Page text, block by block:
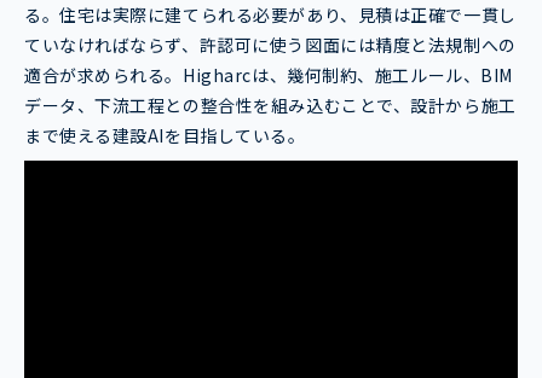
る。住宅は実際に建てられる必要があり、見積は正確で一貫し
ていなければならず、許認可に使う図面には精度と法規制への
適合が求められる。Higharcは、幾何制約、施工ルール、BIM
データ、下流工程との整合性を組み込むことで、設計から施工
まで使える建設AIを目指している。